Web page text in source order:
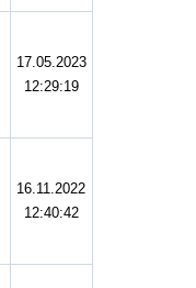
17.05.2023
12:29:19
16.11.2022
12:40:42